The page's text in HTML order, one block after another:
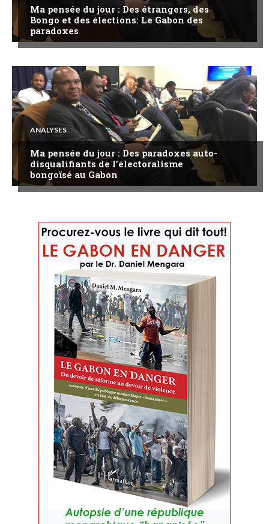
Ma pensée du jour : Des étrangers, des
Bongo et des élections: Le Gabon des
paradoxes
ANALYSES
Ma pensée du jour : Des paradoxes auto-
disqualifiants de l’électoralisme
bongoïsé au Gabon